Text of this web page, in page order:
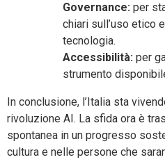
Governance: per
chiari sull’uso etico
tecnologia.
Accessibilità: per
strumento
In conclusione, l’Italia sta
rivoluzione AI. La sfida ora è
spontanea in un progresso
cultura e nelle persone che